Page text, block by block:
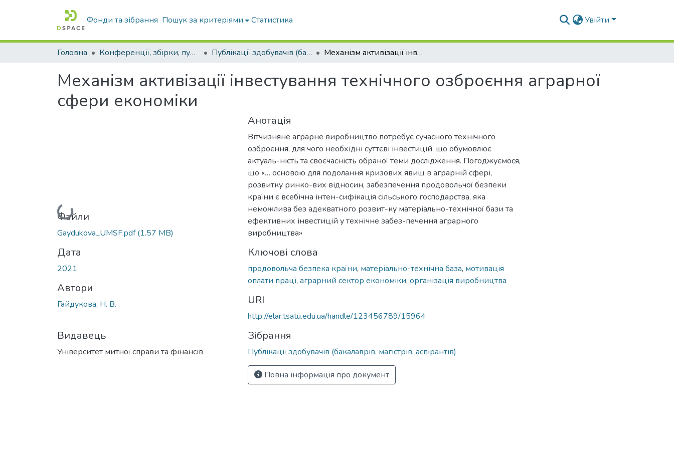
Фонди та зібрання Пошук за критеріями Статистика Увійти
Головна Конференції, збірки, публікації молодих вчених і здобувачів : магістрів, бакалаврів, аспірантів. Публікації здобувачів (бакалаврів. магістрів, аспірантів) Механізм активізації інвестування технічного озброєння аграрної сфери економіки
Механізм активізації інвестування технічного озброєння аграрної
сфери економіки
Вантажиться...
Файли
Gaydukova_UMSF.pdf(1.57 MB)
Дата
2021
Автори
Гайдукова, Н. В.
Видавець
Університет митної справи та фінансів
Анотація
Вітчизняне аграрне виробництво потребує сучасного технічного
озброєння, для чого необхідні суттєві інвестицій, що обумовлює
актуаль-ність та своєчасність обраної теми дослідження. Погоджуємося,
що «… основою для подолання кризових явищ в аграрній сфері,
розвитку ринко-вих відносин, забезпечення продовольчої безпеки
країни є всебічна інтен-сифікація сільського господарства, яка
неможлива без адекватного розвит-ку матеріально-технічної бази та
ефективних інвестицій у технічне забез-печення аграрного
виробництва»
Ключові слова
продовольча безпека країни, матеріально-технічна база, мотивація
оплати праці, аграрний сектор економіки, організація виробництва
URI
http://elar.tsatu.edu.ua/handle/123456789/15964
Зібрання
Публікації здобувачів (бакалаврів. магістрів, аспірантів)
Повна інформація про документ